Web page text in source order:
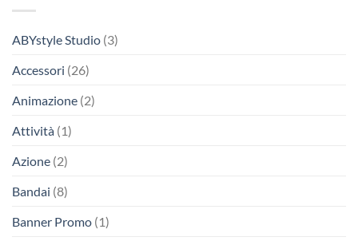
ABYstyle Studio (3)
Accessori (26)
Animazione (2)
Attività (1)
Azione (2)
Bandai (8)
Banner Promo (1)